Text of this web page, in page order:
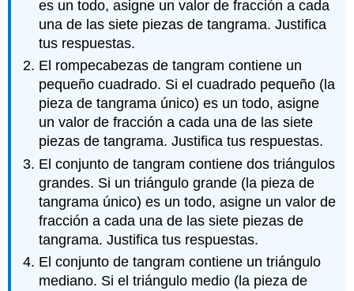
es un todo, asigne un valor de fracción a cada
una de las siete piezas de tangrama. Justifica
tus respuestas.
El rompecabezas de tangram contiene un
pequeño cuadrado. Si el cuadrado pequeño (la
pieza de tangrama único) es un todo, asigne
un valor de fracción a cada una de las siete
piezas de tangrama. Justifica tus respuestas.
El conjunto de tangram contiene dos triángulos
grandes. Si un triángulo grande (la pieza de
tangrama único) es un todo, asigne un valor de
fracción a cada una de las siete piezas de
tangrama. Justifica tus respuestas.
El conjunto de tangram contiene un triángulo
mediano. Si el triángulo medio (la pieza de